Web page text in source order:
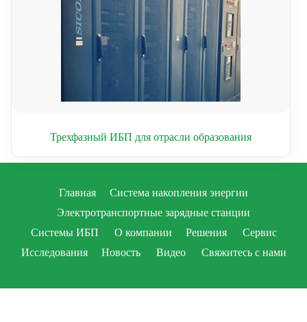
Трехфазный ИБП для отрасли образования
Главная
Система накопления энергии
Электротранспортные зарядные станции
Системы ИБП
О компании Решения
Сервис
Исследования
Новость Видео Свяжитесь с нами